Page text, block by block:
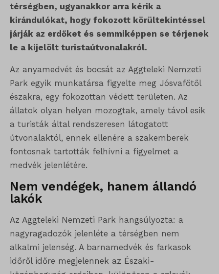
térségben, ugyanakkor arra kérik a
kirándulókat, hogy fokozott körültekintéssel
járják az erdőket és semmiképpen se térjenek
le a kijelölt turistaútvonalakról.
Az anyamedvét és bocsát az Aggteleki Nemzeti
Park egyik munkatársa figyelte meg Jósvafőtől
északra, egy fokozottan védett területen. Az
állatok olyan helyen mozogtak, amely távol esik
a turisták által rendszeresen látogatott
útvonalaktól, ennek ellenére a szakemberek
fontosnak tartották felhívni a figyelmet a
medvék jelenlétére.
Nem vendégek, hanem állandó
lakók
Az Aggteleki Nemzeti Park hangsúlyozta: a
nagyragadozók jelenléte a térségben nem
alkalmi jelenség. A barnamedvék és farkasok
időről időre megjelennek az Északi-